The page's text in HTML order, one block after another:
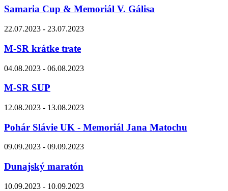
Samaria Cup & Memoriál V. Gálisa
22.07.2023 - 23.07.2023
M-SR krátke trate
04.08.2023 - 06.08.2023
M-SR SUP
12.08.2023 - 13.08.2023
Pohár Slávie UK - Memoriál Jana Matochu
09.09.2023 - 09.09.2023
Dunajský maratón
10.09.2023 - 10.09.2023